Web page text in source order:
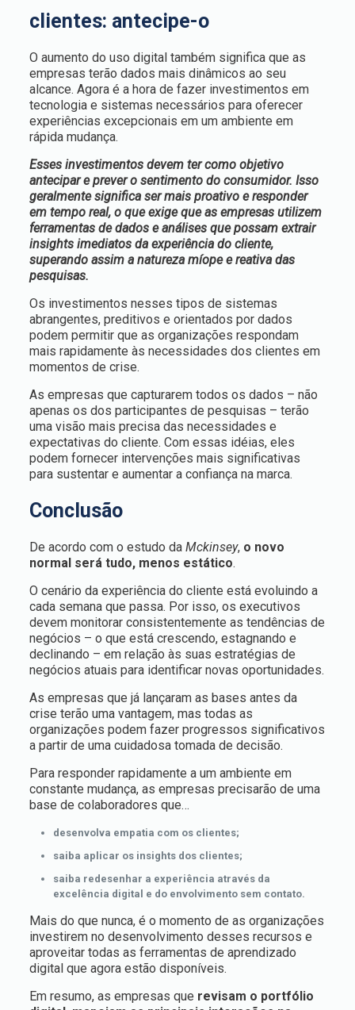
clientes: antecipe-o
O aumento do uso digital também significa que as
empresas terão dados mais dinâmicos ao seu
alcance. Agora é a hora de fazer investimentos em
tecnologia e sistemas necessários para oferecer
experiências excepcionais em um ambiente em
rápida mudança.
Esses investimentos devem ter como objetivo
antecipar e prever o sentimento do consumidor. Isso
geralmente significa ser mais proativo e responder
em tempo real, o que exige que as empresas utilizem
ferramentas de dados e análises que possam extrair
insights imediatos da experiência do cliente,
superando assim a natureza míope e reativa das
pesquisas.
Os investimentos nesses tipos de sistemas
abrangentes, preditivos e orientados por dados
podem permitir que as organizações respondam
mais rapidamente às necessidades dos clientes em
momentos de crise.
As empresas que capturarem todos os dados – não
apenas os dos participantes de pesquisas – terão
uma visão mais precisa das necessidades e
expectativas do cliente. Com essas idéias, eles
podem fornecer intervenções mais significativas
para sustentar e aumentar a confiança na marca.
Conclusão
De acordo com o estudo da Mckinsey, o novo
normal será tudo, menos estático.
O cenário da experiência do cliente está evoluindo a
cada semana que passa. Por isso, os executivos
devem monitorar consistentemente as tendências de
negócios – o que está crescendo, estagnando e
declinando – em relação às suas estratégias de
negócios atuais para identificar novas oportunidades.
As empresas que já lançaram as bases antes da
crise terão uma vantagem, mas todas as
organizações podem fazer progressos significativos
a partir de uma cuidadosa tomada de decisão.
Para responder rapidamente a um ambiente em
constante mudança, as empresas precisarão de uma
base de colaboradores que…
desenvolva empatia com os clientes;
saiba aplicar os insights dos clientes;
saiba redesenhar a experiência através da
excelência digital e do envolvimento sem contato.
Mais do que nunca, é o momento de as organizações
investirem no desenvolvimento desses recursos e
aproveitar todas as ferramentas de aprendizado
digital que agora estão disponíveis.
Em resumo, as empresas que revisam o portfólio